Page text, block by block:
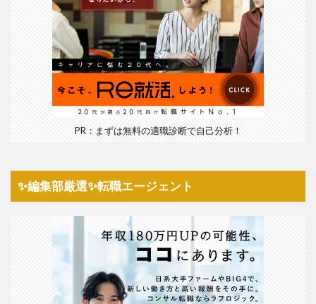
PR：まずは無料の適職診断で自己分析！
✨編集部厳選✨転職エージェント